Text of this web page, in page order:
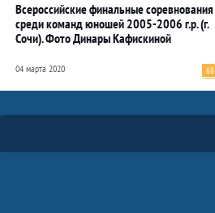
Всероссийские финальные соревнования
среди команд юношей 2005-2006 г.р. (г.
Сочи). Фото Динары Кафискиной
04 марта 2020 68